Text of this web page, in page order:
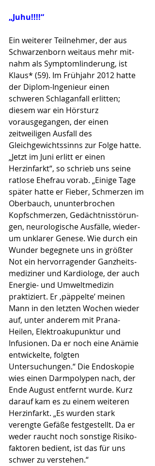
„Juhu!!!!“
Ein weiterer Teilnehmer, der aus
Schwarzenborn weitaus mehr mit­
nahm als Symptomlinderung, ist
Klaus* (59). Im Frühjahr 2012 hatte
der Diplom-Ingenieur einen
schweren Schlaganfall erlitten;
diesem war ein Hörsturz
vorausgegangen, der einen
zeitweiligen Aus­fall des
Gleichgewichtssinns zur Folge hatte.
„Jetzt im Juni erlitt er einen
Herzinfarkt“, so schrieb uns seine
ratlose Ehefrau vorab. „Einige Tage
später hatte er Fieber, Schmer­zen im
Oberbauch, ununterbrochen
Kopfschmerzen, Gedächtnisstörun­
gen, neurologische Ausfälle, wieder­
um unklarer Genese. Wie durch ein
Wunder begegnete uns in größter
Not ein hervorragender Ganzheits­
medi­ziner und Kardiologe, der auch
Energie- und Umwelt­medizin
praktiziert. Er ‚päppelte’ meinen
Mann in den letzten Wochen wieder
auf, unter anderem mit Prana-
Heilen, Elektroakupunktur und
Infusionen. Da er noch eine Anämie
entwickelte, folgten
Untersuchungen.“ Die Endo­skopie
wies einen Darmpolypen nach, der
Ende August entfernt wurde. Kurz
darauf kam es zu einem weiteren
Herzinfarkt. „Es wurden stark
verengte Gefäße festgestellt. Da er
weder raucht noch sonstige Risiko­
faktoren bedient, ist das für uns
schwer zu verstehen.“